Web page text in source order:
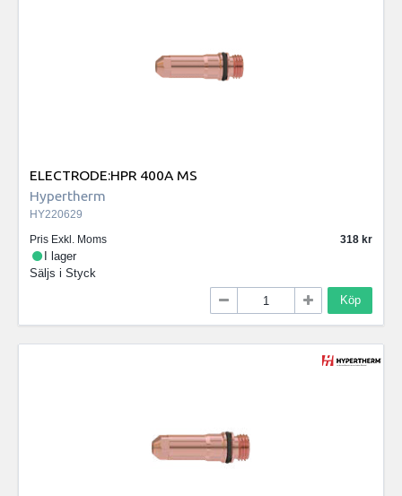
ELECTRODE:HPR 400A MS
Hypertherm
HY220629
Pris Exkl. Moms
318
I lager
Säljs i Styck
Köp